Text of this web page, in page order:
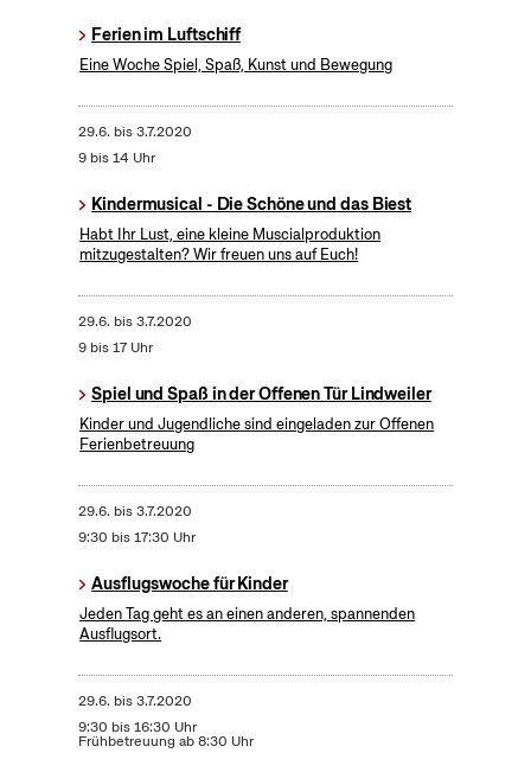
Ferien im Luftschiff
Eine Woche Spiel, Spaß, Kunst und Bewegung
29.6. bis3.7.2020
9 bis 14 Uhr
Kindermusical - Die Schöne und das Biest
Habt Ihr Lust, eine kleine Muscialproduktion
mitzugestalten? Wir freuen uns auf Euch!
29.6. bis3.7.2020
9 bis 17 Uhr
Spiel und Spaß in der Offenen Tür Lindweiler
Kinder und Jugendliche sind eingeladen zur Offenen
Ferienbetreuung
29.6. bis3.7.2020
9:30 bis 17:30 Uhr
Ausflugswoche für Kinder
Jeden Tag geht es an einen anderen, spannenden
Ausflugsort.
29.6. bis3.7.2020
9:30 bis 16:30 Uhr
Frühbetreuung ab 8:30 Uhr